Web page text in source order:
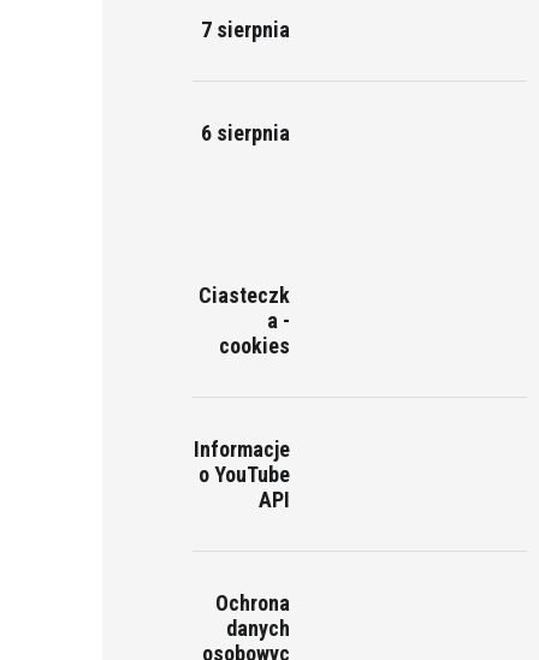
7 sierpnia
6 sierpnia
Ciasteczk
a -
cookies
Informacje
o YouTube
API
Ochrona
danych
osobowyc